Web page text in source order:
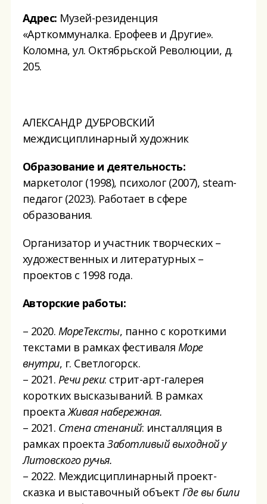
Адрес: Музей-резиденция
«Арткоммуналка. Ерофеев и Другие».
Коломна, ул. Октябрьской Революции, д.
205.
АЛЕКСАНДР ДУБРОВСКИЙ
междисциплинарный художник
Образование и деятельность:
маркетолог (1998), психолог (2007), steam-
педагог (2023). Работает в сфере
образования.
Организатор и участник творческих –
художественных и литературных –
проектов с 1998 года.
Авторские работы:
– 2020. МореТексты, панно с короткими
текстами в рамках фестиваля Море
внутри, г. Светлогорск.
– 2021. Речи реки: стрит-арт-галерея
коротких высказываний. В рамках
проектаЖивая набережная.
– 2021. Стена стенаний: инсталляция в
рамках проектаЗаботливый выходной у
Литовского ручья.
– 2022. Междисциплинарный проект-
сказка и выставочный объект Где вы били